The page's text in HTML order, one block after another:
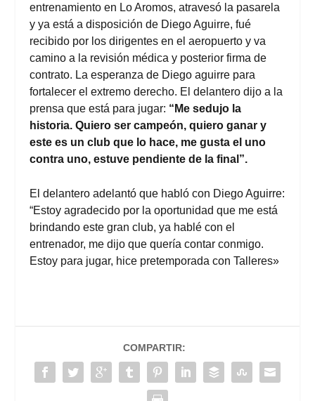
entrenamiento en Lo Aromos, atravesó la pasarela
y ya está a disposición de Diego Aguirre, fué
recibido por los dirigentes en el aeropuerto y va
camino a la revisión médica y posterior firma de
contrato. La esperanza de Diego aguirre para
fortalecer el extremo derecho. El delantero dijo a la
prensa que está para jugar: “Me sedujo la
historia. Quiero ser campeón, quiero ganar y
este es un club que lo hace, me gusta el uno
contra uno, estuve pendiente de la final”.
El delantero adelantó que habló con Diego Aguirre:
“Estoy agradecido por la oportunidad que me está
brindando este gran club, ya hablé con el
entrenador, me dijo que quería contar conmigo.
Estoy para jugar, hice pretemporada con Talleres»
COMPARTIR: